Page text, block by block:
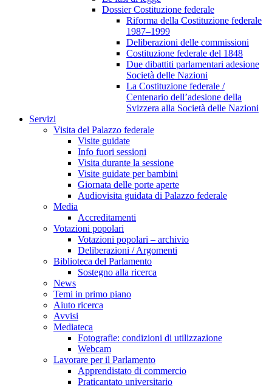
Dossier Costituzione federale
Riforma della Costituzione federale
1987–1999
Deliberazioni delle commissioni
Costituzione federale del 1848
Due dibattiti parlamentari adesione
Società delle Nazioni
La Costituzione federale /
Centenario dell’adesione della
Svizzera alla Società delle Nazioni
Servizi
Visita del Palazzo federale
Visite guidate
Info fuori sessioni
Visita durante la sessione
Visite guidate per bambini
Giornata delle porte aperte
Audiovisita guidata di Palazzo federale
Media
Accreditamenti
Votazioni popolari
Votazioni popolari – archivio
Deliberazioni / Argomenti
Biblioteca del Parlamento
Sostegno alla ricerca
News
Temi in primo piano
Aiuto ricerca
Avvisi
Mediateca
Fotografie: condizioni di utilizzazione
Webcam
Lavorare per il Parlamento
Apprendistato di commercio
Praticantato universitario